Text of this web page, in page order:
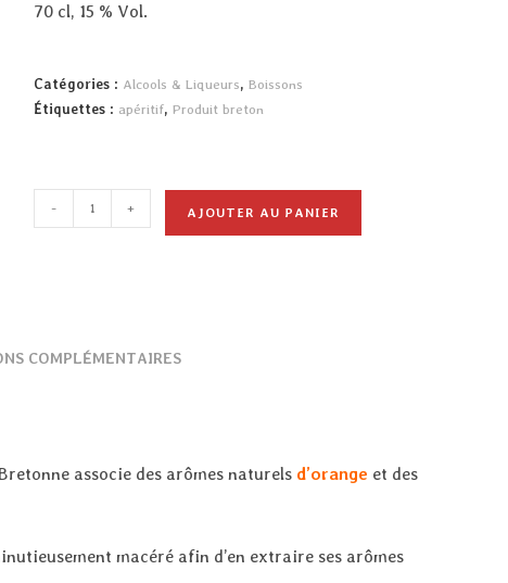
70 cl, 15 % Vol.
Catégories : Alcools & Liqueurs,Boissons
Étiquettes : apéritif,Produit breton
- + AJOUTER AU PANIER
COMPLÉMENTAIRES
associe des arômes naturels d’orange et des
macéré afin d’en extraire ses arômes